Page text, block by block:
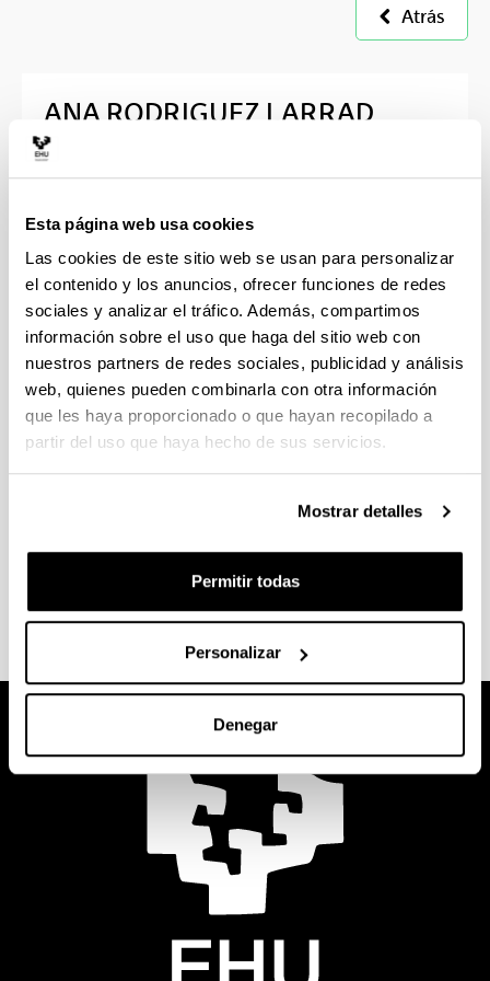
Esta página web usa cookies
Las cookies de este sitio web se usan para personalizar
el contenido y los anuncios, ofrecer funciones de redes
sociales y analizar el tráfico. Además, compartimos
información sobre el uso que haga del sitio web con
nuestros partners de redes sociales, publicidad y análisis
web, quienes pueden combinarla con otra información
que les haya proporcionado o que hayan recopilado a
partir del uso que haya hecho de sus servicios.
Mostrar detalles
Permitir todas
Personalizar
Denegar
Atrás
ANA RODRIGUEZ LARRAD
CENTRO
Facultad de Medicina y Enfermería
CORREO ELECTRÓNICO
ana.rodriguez@ehu.eus